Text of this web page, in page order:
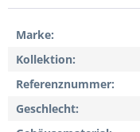
Marke
Kollektion
Referenznummer
Geschlecht